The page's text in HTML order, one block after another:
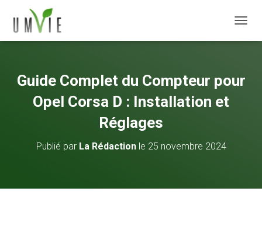
Guide Complet du Compteur pour
Opel Corsa D : Installation et
Réglages
Publié par La Rédactionle 25 novembre 2024